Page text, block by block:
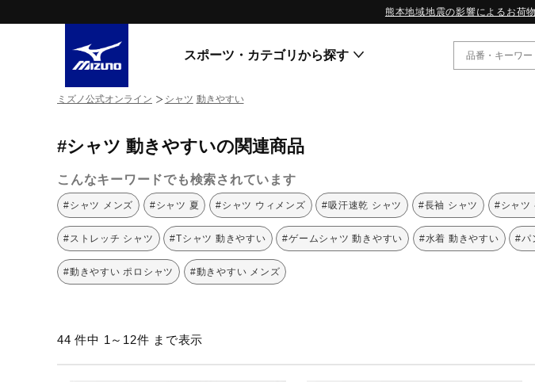
熊本地域地震の影響によるお荷
スポーツ・カテゴリから探す
ライフスタイルウエア
ランニング
サッカー／フットサル
野球
バレーボール
WAVE PROPHECY
MORELIA LS
WAVE RIDER
MXR
ゴアテックス
コラボレーション
その他シリーズ
W.PROPHECY1｜特集
WP MAGIC MITA｜特集
WP STRAP｜特集
スペシャルカラーパック｜特集
ミズノ公式オンライン シャツ 動きやすい
#シャツ 動きやすいの関連商品
こんなキーワードでも検索されています
#シャツ メンズ #シャツ 夏 #シャツ ウィメンズ #吸汗速乾 シャツ #長袖 シャツ #シャツ
#ストレッチ シャツ #Tシャツ 動きやすい #ゲームシャツ 動きやすい #水着 動きやすい #パ
#動きやすい ポロシャツ #動きやすい メンズ
44 件中 1～12件 まで表示